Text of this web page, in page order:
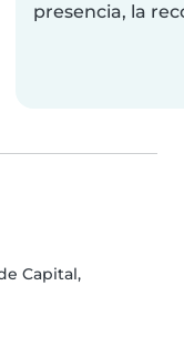
presencia, la
Capital,